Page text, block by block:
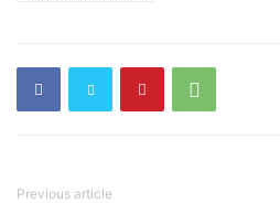
Previous article